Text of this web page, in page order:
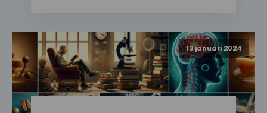
13 januari 2024